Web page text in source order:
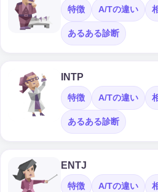
特徴 A/Tの違い
あるある診断
INTP
特徴 A/Tの違い
あるある診断
ENTJ
特徴 A/Tの違い